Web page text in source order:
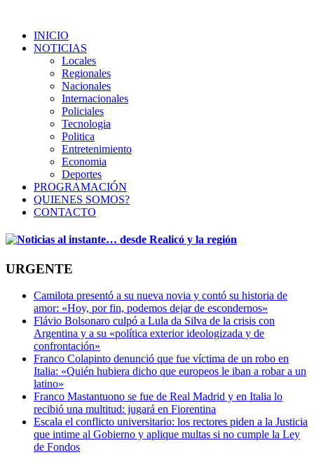
INICIO
NOTICIAS
Locales
Regionales
Nacionales
Internacionales
Policiales
Tecnologia
Politica
Entretenimiento
Economia
Deportes
PROGRAMACIÓN
QUIENES SOMOS?
CONTACTO
URGENTE
Camilota presentó a su nueva novia y contó su historia de
amor: «Hoy, por fin, podemos dejar de escondernos»
Flávio Bolsonaro culpó a Lula da Silva de la crisis con
Argentina y a su «política exterior ideologizada y de
confrontación»
Franco Colapinto denunció que fue víctima de un robo en
Italia: «Quién hubiera dicho que europeos le iban a robar a un
latino»
Franco Mastantuono se fue de Real Madrid y en Italia lo
recibió una multitud: jugará en Fiorentina
Escala el conflicto universitario: los rectores piden a la Justicia
que intime al Gobierno y aplique multas si no cumple la Ley
de Fondos